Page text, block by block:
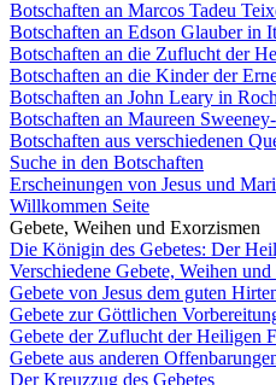
Botschaften an Marcos Tadeu
Botschaften an Edson Glauber in
Botschaften an die Zuflucht der
Botschaften an die Kinder der
Botschaften an John Leary in
Botschaften an Maureen
Botschaften aus verschiedenen
Suche in den Botschaften
Erscheinungen von Jesus und
Willkommen Seite
Gebete, Weihen und Exorzismen
Die Königin des Gebetes: Der
Verschiedene Gebete, Weihen
Gebete von Jesus dem guten
Gebete zur Göttlichen
Gebete der Zuflucht der Heiligen
Gebete aus anderen
Der Kreuzzug des Gebetes